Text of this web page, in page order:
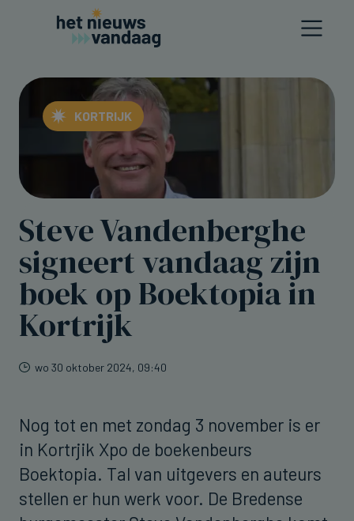
KORTRIJK
Steve Vandenberghe
signeert vandaag zijn
boek op Boektopia in
Kortrijk
wo 30 oktober 2024, 09:40
Nog tot en met zondag 3 november is er
in Kortrjik Xpo de boekenbeurs
Boektopia. Tal van uitgevers en auteurs
stellen er hun werk voor. De Bredense